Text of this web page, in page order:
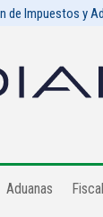
de Impuestos y
Aduanas